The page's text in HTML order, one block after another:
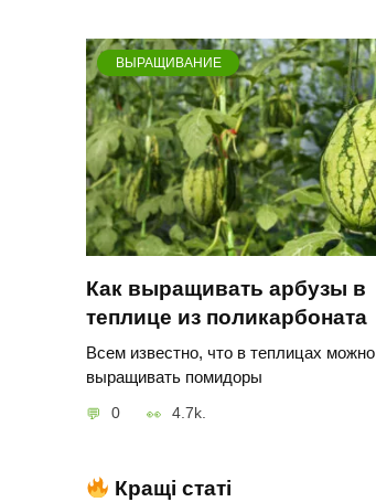
ВЫРАЩИВАНИЕ
Как выращивать арбузы в
теплице из поликарбоната
Всем известно, что в теплицах можно
выращивать помидоры
0 4.7k.
Кращі статі